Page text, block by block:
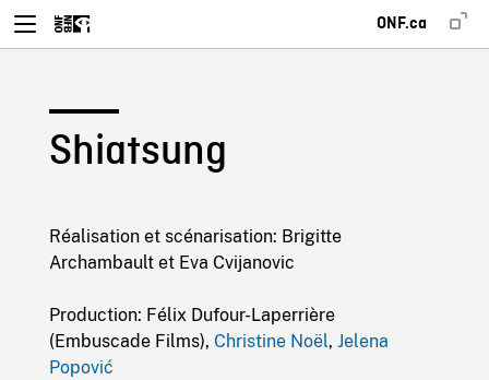
ONF.ca
Shiatsung
Réalisation et scénarisation: Brigitte
Archambault et Eva Cvijanovic
Production: Félix Dufour-Laperrière
(Embuscade Films), Christine Noël, Jelena
Popović